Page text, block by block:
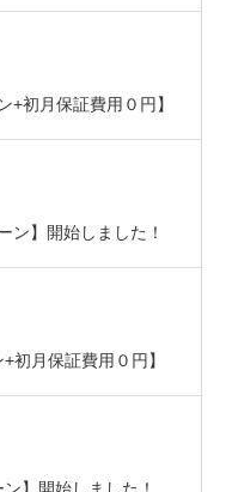
+初月保証費用０円】
ン】開始しました！
初月保証費用０円】